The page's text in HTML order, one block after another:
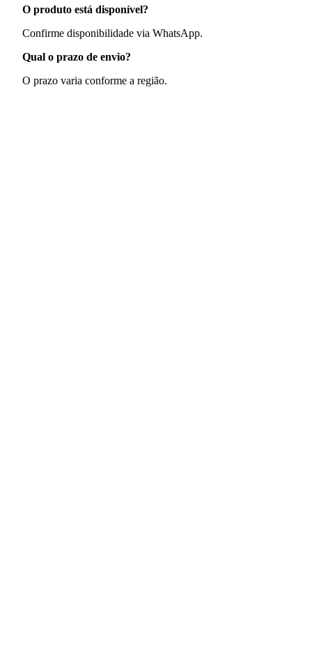
O produto está disponível?
Confirme disponibilidade via WhatsApp.
Qual o prazo de envio?
O prazo varia conforme a região.